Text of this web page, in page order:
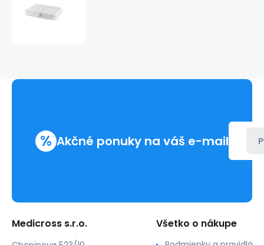
(12
% Akčné ponuky na váš e-mail
Medicross s.r.o. Všetko o nákupe